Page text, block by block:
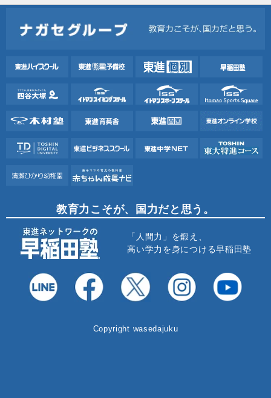
教育力こそが、国力だと思う。
「人間力」を鍛え、
高い学力を身につける早稲田塾
Copyright wasedajuku